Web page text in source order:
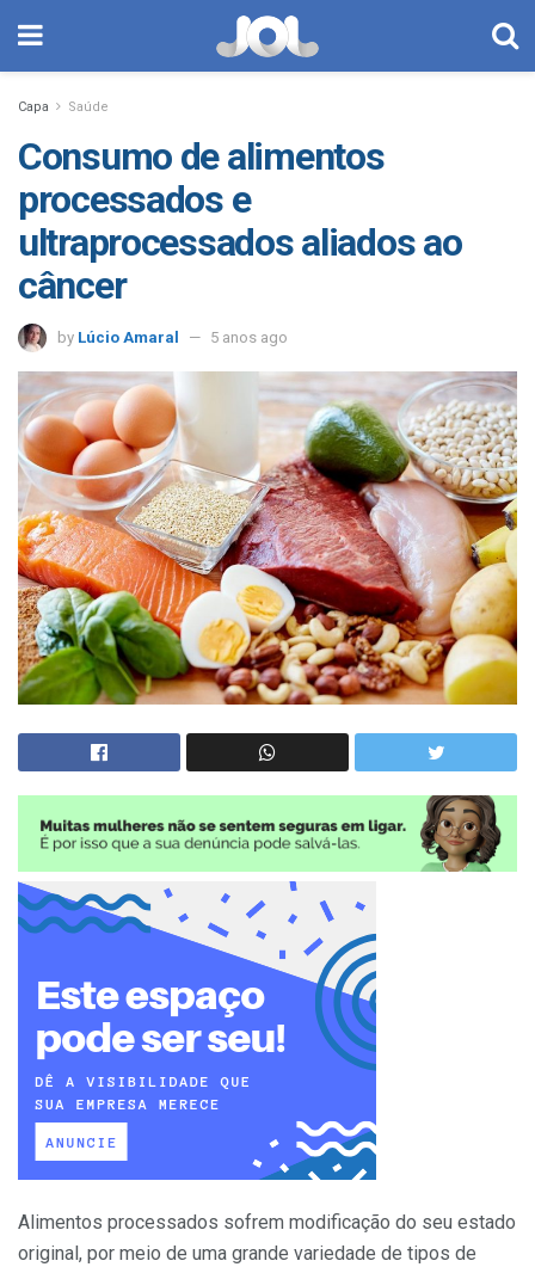
Capa Saúde
Consumo de alimentos
processados e
ultraprocessados aliados ao
câncer
by Lúcio Amaral 5 anos ago
Alimentos processados sofrem modificação do seu estado
original, por meio de uma grande variedade de tipos de